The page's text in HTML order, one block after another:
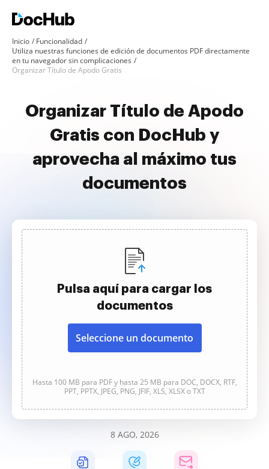
Inicio
Funcionalidad
Utiliza nuestras funciones de edición de documentos PDF directamente
en tu navegador sin complicaciones
Organizar Título de Apodo Gratis
Organizar Título de Apodo
Gratis con DocHub y
aprovecha al máximo tus
documentos
Pulsa aquí para cargar los
documentos
Seleccione un documento
Hasta 100 MB para PDF y hasta 25 MB para DOC, DOCX, RTF,
PPT, PPTX, JPEG, PNG, JFIF, XLS, XLSX o TXT
8 AGO, 2026